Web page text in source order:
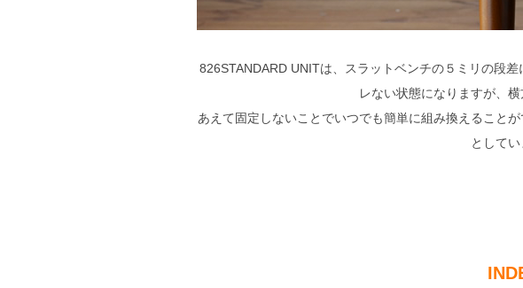
826STANDARD UNITは、スラットベンチの５ミリの段
レない状態になりますが、横
あえて固定しないことでいつでも簡単に組み換えること
としてい